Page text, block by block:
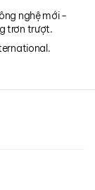
nghệ mới -
trơn trượt.